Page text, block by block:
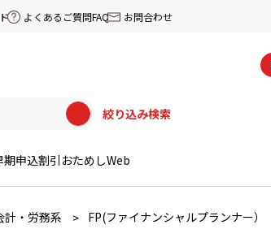
よくあるご質問FAQ お問合わせ
絞り込み検索
期申込割引 おためしWeb
計・労務系 FP(ファイナンシャルプランナー）